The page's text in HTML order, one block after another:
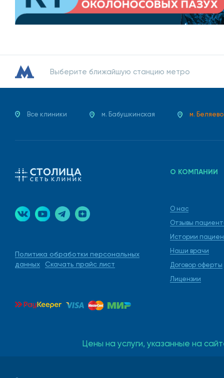
Иммуннно-ферментный анализ.
МРТ.
Противопаразитные.
Противовоспалительные.
Иммуномодулирующие.
Удаление вирусных папиллом половых органов
Лучшие доктора-
Выберите ближайшую станцию метро
Все клиники м. Бабушкинская м. Беляево
Политика обработки персональных
данных
Скачать прайс лист
О КОМПАНИИ
О нас
Отзывы
Истории
Наши врачи
Договор оферты
Лицензии
Цены на услуги, указанные на